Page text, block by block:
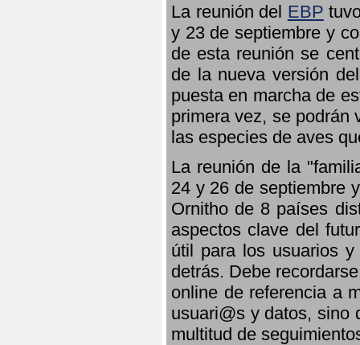
La reunión del EBP
y 23 de septiembre y
de esta reunión se
de la nueva versión
puesta en marcha de
primera vez, se podrán
las especies de aves
La reunión de la
24 y 26 de septiembre
Ornitho de 8 países
aspectos clave del
útil para los usuarios
detrás. Debe
online de referencia a
usuari@s y datos, sino
multitud de